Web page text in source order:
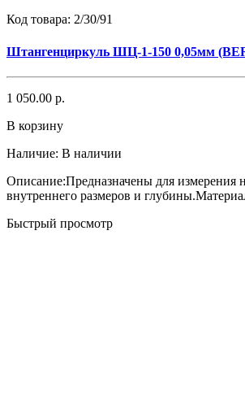
Код товара: 2/30/91
Штангенциркуль ШЦ-1-150 0,05мм
1 050.00 р.
В корзину
Наличие: В наличии
Описание:Предназначены для измерения
внутреннего размеров и
Быстрый просмотр